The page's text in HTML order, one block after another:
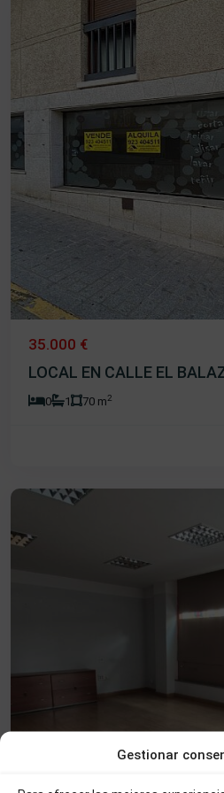
Gestionar
35.000 €
LOCAL EN CALLE EL
0 1 70 m2